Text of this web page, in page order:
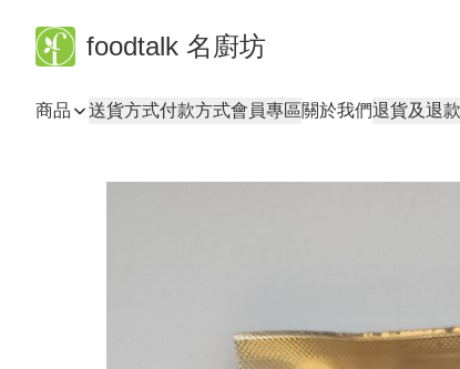
foodtalk 名廚坊
商品 送貨方式付款方式會員專區關於我們退貨及退